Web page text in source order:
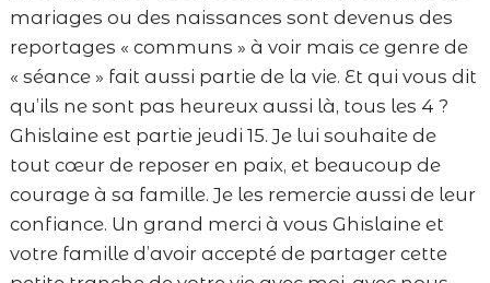
mariages ou des naissances sont devenus des
reportages « communs » à voir mais ce genre de
« séance » fait aussi partie de la vie. Et qui vous dit
qu’ils ne sont pas heureux aussi là, tous les 4 ?
Ghislaine est partie jeudi 15. Je lui souhaite de
tout cœur de reposer en paix, et beaucoup de
courage à sa famille. Je les remercie aussi de leur
confiance. Un grand merci à vous Ghislaine et
votre famille d’avoir accepté de partager cette